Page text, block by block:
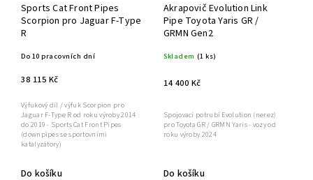
Sports Cat Front Pipes
Scorpion pro Jaguar F-Type
R
Do 10 pracovních dní
38 115 Kč
Do košíku
Výfukový díl / výfuk Scorpion pro
Jaguar F-Type R od roku výroby 2014
do 2019 - Sports Cat Front Pipes
(downpipes se sportovními
katalyzátory)
Akrapovič Evolution Link
Pipe Toyota Yaris GR /
GRMN Gen2
Skladem (1 ks)
14 400 Kč
Do košíku
Spojovací potrubí Evolution (nerez)
pro Toyota GR / GRMN Yaris - vozy od
roku výroby 2024